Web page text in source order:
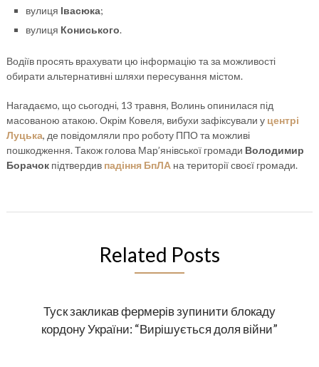
вулиця Івасюка;
вулиця Кониського.
Водіїв просять врахувати цю інформацію та за можливості
обирати альтернативні шляхи пересування містом.
Нагадаємо, що сьогодні, 13 травня, Волинь опинилася під
масованою атакою. Окрім Ковеля, вибухи зафіксували у центрі
Луцька, де повідомляли про роботу ППО та можливі
пошкодження. Також голова Мар’янівської громади Володимир
Борачокпідтвердив падіння БпЛАна території своєї громади.
Related Posts
Туск закликав фермерів зупинити блокаду
кордону України: “Вирішується доля війни”